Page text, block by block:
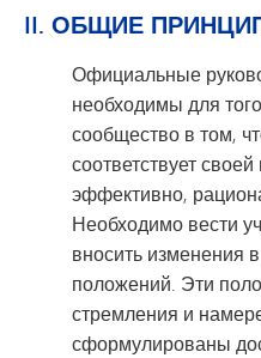
II. ОБЩИЕ
Официальные
необходимы для
сообщество в том,
соответствует
эффективно,
Необходимо вести
вносить изменения
положений. Эти
стремления и
сформулированы